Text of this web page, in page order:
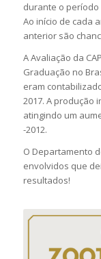
durante o período
Ao início de cada
anterior são
A Avaliação da
Graduação no
eram
2017. A produção
atingindo um
-2012.
O Departamento
envolvidos que
resultados!